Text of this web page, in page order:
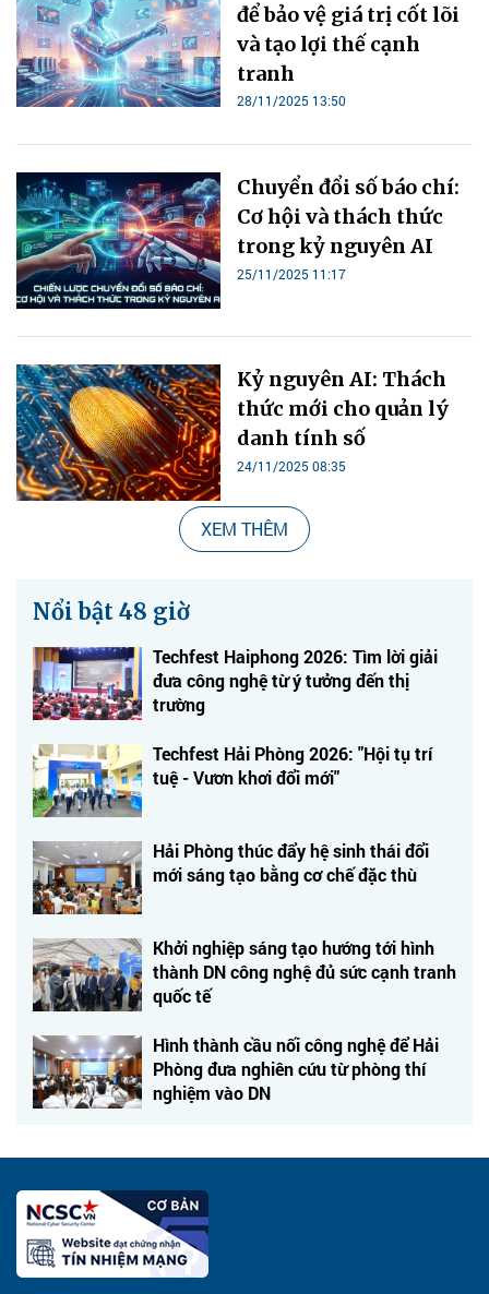
để bảo vệ giá trị cốt lõi
và tạo lợi thế cạnh
tranh
28/11/2025 13:50
Chuyển đổi số báo chí:
Cơ hội và thách thức
trong kỷ nguyên AI
25/11/2025 11:17
Kỷ nguyên AI: Thách
thức mới cho quản lý
danh tính số
24/11/2025 08:35
XEM THÊM
Nổi bật 48 giờ
Techfest Haiphong 2026: Tìm lời giải
đưa công nghệ từ ý tưởng đến thị
trường
Techfest Hải Phòng 2026: "Hội tụ trí
tuệ - Vươn khơi đổi mới"
Hải Phòng thúc đẩy hệ sinh thái đổi
mới sáng tạo bằng cơ chế đặc thù
Khởi nghiệp sáng tạo hướng tới hình
thành DN công nghệ đủ sức cạnh tranh
quốc tế
Hình thành cầu nối công nghệ để Hải
Phòng đưa nghiên cứu từ phòng thí
nghiệm vào DN